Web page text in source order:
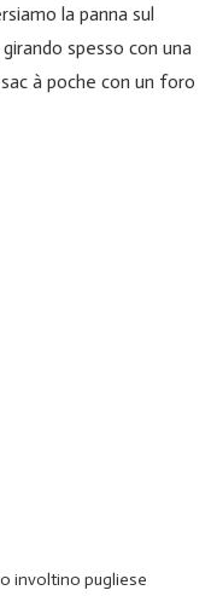
la panna sul
spesso con una
à poche con un foro
involtino pugliese